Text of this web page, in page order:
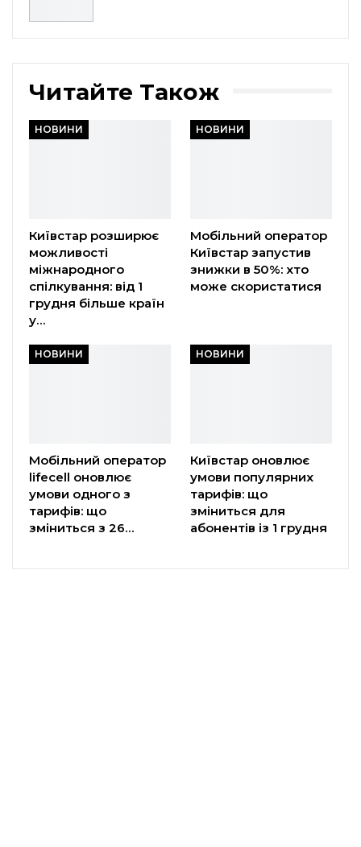
Читайте Також
НОВИНИ
Київстар розширює
можливості
міжнародного
спілкування: від 1
грудня більше країн
у…
НОВИНИ
Мобільний оператор
Київстар запустив
знижки в 50%: хто
може скористатися
НОВИНИ
Мобільний оператор
lifecell оновлює
умови одного з
тарифів: що
зміниться з 26…
НОВИНИ
Київстар оновлює
умови популярних
тарифів: що
зміниться для
абонентів із 1 грудня